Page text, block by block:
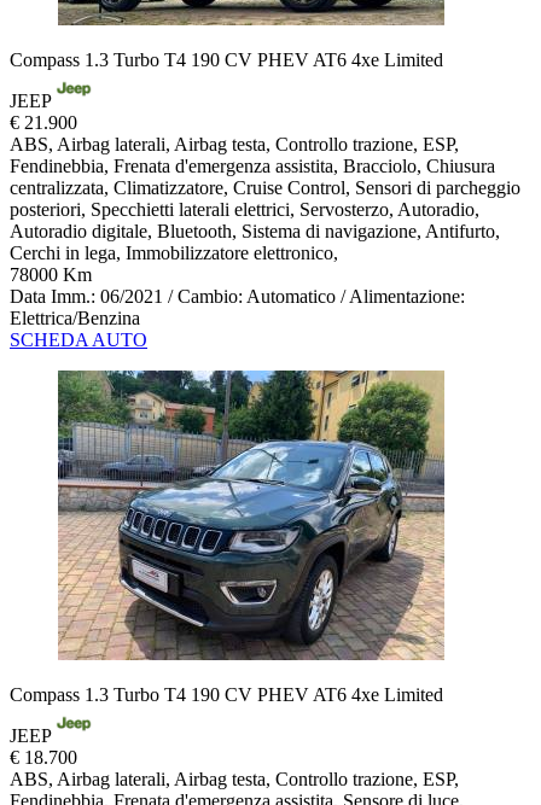
Compass 1.3 Turbo T4 190 CV PHEV AT6 4xe Limited
JEEP
€ 21.900
ABS, Airbag laterali, Airbag testa, Controllo trazione, ESP,
Fendinebbia, Frenata d'emergenza assistita, Bracciolo, Chiusura
centralizzata, Climatizzatore, Cruise Control, Sensori di parcheggio
posteriori, Specchietti laterali elettrici, Servosterzo, Autoradio,
Autoradio digitale, Bluetooth, Sistema di navigazione, Antifurto,
Cerchi in lega, Immobilizzatore elettronico,
78000 Km
Data Imm.: 06/2021 / Cambio: Automatico / Alimentazione:
Elettrica/Benzina
SCHEDA AUTO
Compass 1.3 Turbo T4 190 CV PHEV AT6 4xe Limited
JEEP
€ 18.700
ABS, Airbag laterali, Airbag testa, Controllo trazione, ESP,
Fendinebbia, Frenata d'emergenza assistita, Sensore di luce,